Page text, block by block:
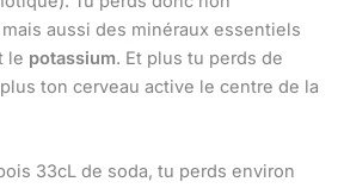
aussi des minéraux essentiels
le potassium. Et plus tu perds de
ton cerveau active le centre de la
33cL de soda, tu perds environ